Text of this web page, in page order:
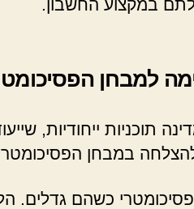
במקצוע החשבון.
למבחן
תוכניות ייחודיות,
במבחן
כשהם גדלים.